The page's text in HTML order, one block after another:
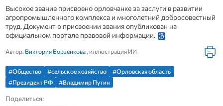
Высокое звание присвоено орловчанке за заслуги в развитии
агропромышленного комплекса и многолетний добросовестный
труд. Документ о присвоении звания опубликован на
официальном портале правовой информации.
Автор: Виктория Борзенкова, иллюстрация ИИ
#Общество #сельское хозяйство
#Орловская область
#Президент РФ
#Владимир Путин
Поделиться: